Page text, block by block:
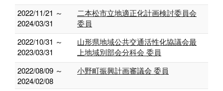
2022/11/21 ～
2024/03/31
二本松市立地適正化計画検討委員会
委員
2022/10/31 ～
2023/03/31
山形県地域公共交通活性化協議会最
上地域別部会分科会 委員
2022/08/09 ～
2024/02/08
小野町振興計画審議会 委員